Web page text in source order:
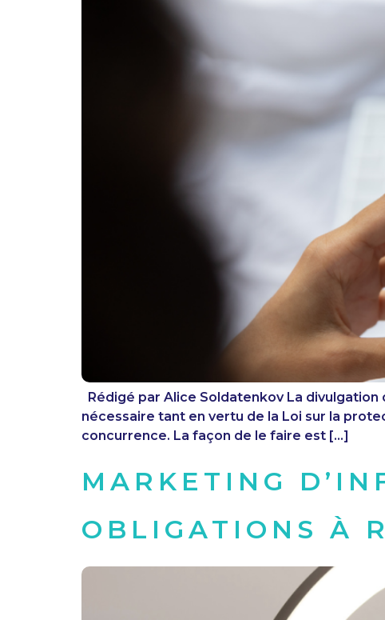
Rédigé par Alice Soldatenkov La
nécessaire tant en vertu de la Loi sur la
concurrence. La façon de le faire est […]
MARKETING
OBLIGATIONS À